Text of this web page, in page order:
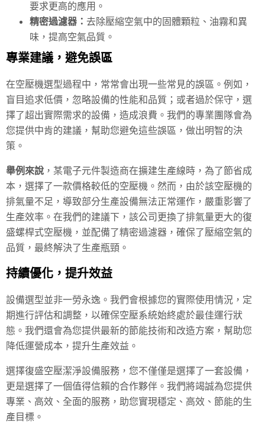
要求更高的應用。
精密過濾器： 去除壓縮空氣中的固體顆粒、油霧和異
味，提高空氣品質。
專業建議，避免誤區
在空壓機選型過程中，常常會出現一些常見的誤區。例如，
盲目追求低價，忽略設備的性能和品質；或者過於保守，選
擇了超出實際需求的設備，造成浪費。我們的專業團隊會為
您提供中肯的建議，幫助您避免這些誤區，做出明智的決
策。
舉例來說 ，某電子元件製造商在擴建生產線時，為了節省成
本，選擇了一款價格較低的空壓機。然而，由於該空壓機的
排氣量不足，導致部分生產設備無法正常運作，嚴重影響了
生產效率。在我們的建議下，該公司更換了排氣量更大的復
盛螺桿式空壓機，並配備了精密過濾器，確保了壓縮空氣的
品質，最終解決了生產瓶頸。
持續優化，提升效益
設備選型並非一勞永逸。我們會根據您的實際使用情況，定
期進行評估和調整，以確保空壓系統始終處於最佳運行狀
態。我們還會為您提供最新的節能技術和改造方案，幫助您
降低運營成本，提升生產效益。
選擇復盛空壓潔淨設備服務，您不僅僅是選擇了一套設備，
更是選擇了一個值得信賴的合作夥伴。我們將竭誠為您提供
專業、高效、全面的服務，助您實現穩定、高效、節能的生
產目標。